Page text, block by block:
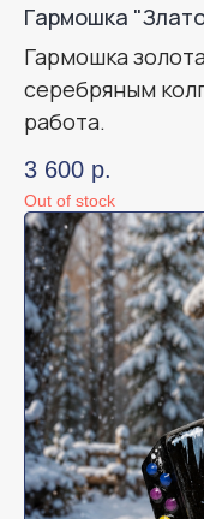
Гармошка
Гармошка
серебряным
работа.
3 600 р.
Out of stock